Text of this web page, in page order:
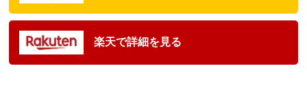
楽天で詳細を見る